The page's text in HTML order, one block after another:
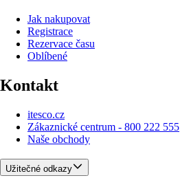
Jak nakupovat
Registrace
Rezervace času
Oblíbené
Kontakt
itesco.cz
Zákaznické centrum - 800 222 555
Naše obchody
Užitečné odkazy